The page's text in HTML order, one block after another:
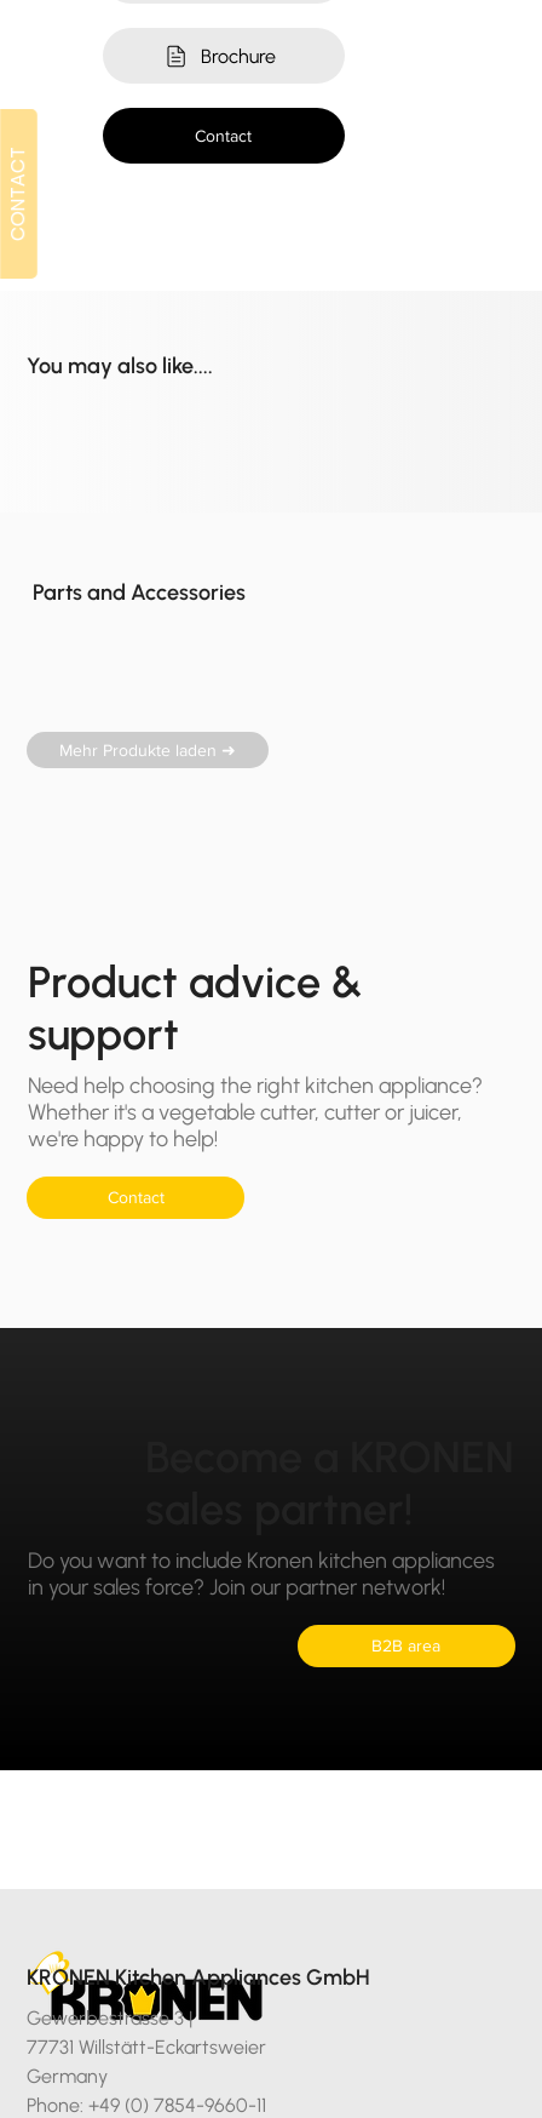
Brochure
Contact
Parts and Accessories
Mehr Produkte laden ➜
You may also like....
Product advice &
support
Need help choosing the right kitchen appliance?
Whether it's a vegetable cutter, cutter or juicer,
we're happy to help!
Contact
Do you want to include Kronen kitchen appliances
in your sales force? Join our partner network!
B2B area
KRONEN Kitchen Appliances GmbH
Gewerbestrasse 3 |
77731 Willstätt-Eckartsweier
Germany
Phone: +49 (0) 7854-9660-11
CONTACT
CONTACT